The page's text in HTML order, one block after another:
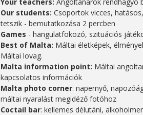
Our students: Csoportok vicces,
tetszik - bemutatkozása 2 percben
Games - hangulatfokozó, szituációs
Best of Malta: Máltai életképek,
Máltai lovag.
Malta information point: Máltai
kapcsolatos információk
Malta photo corner: napernyő,
máltai nyaralást megidéző fotóhoz
Coctail bar: kellemes délutáni,